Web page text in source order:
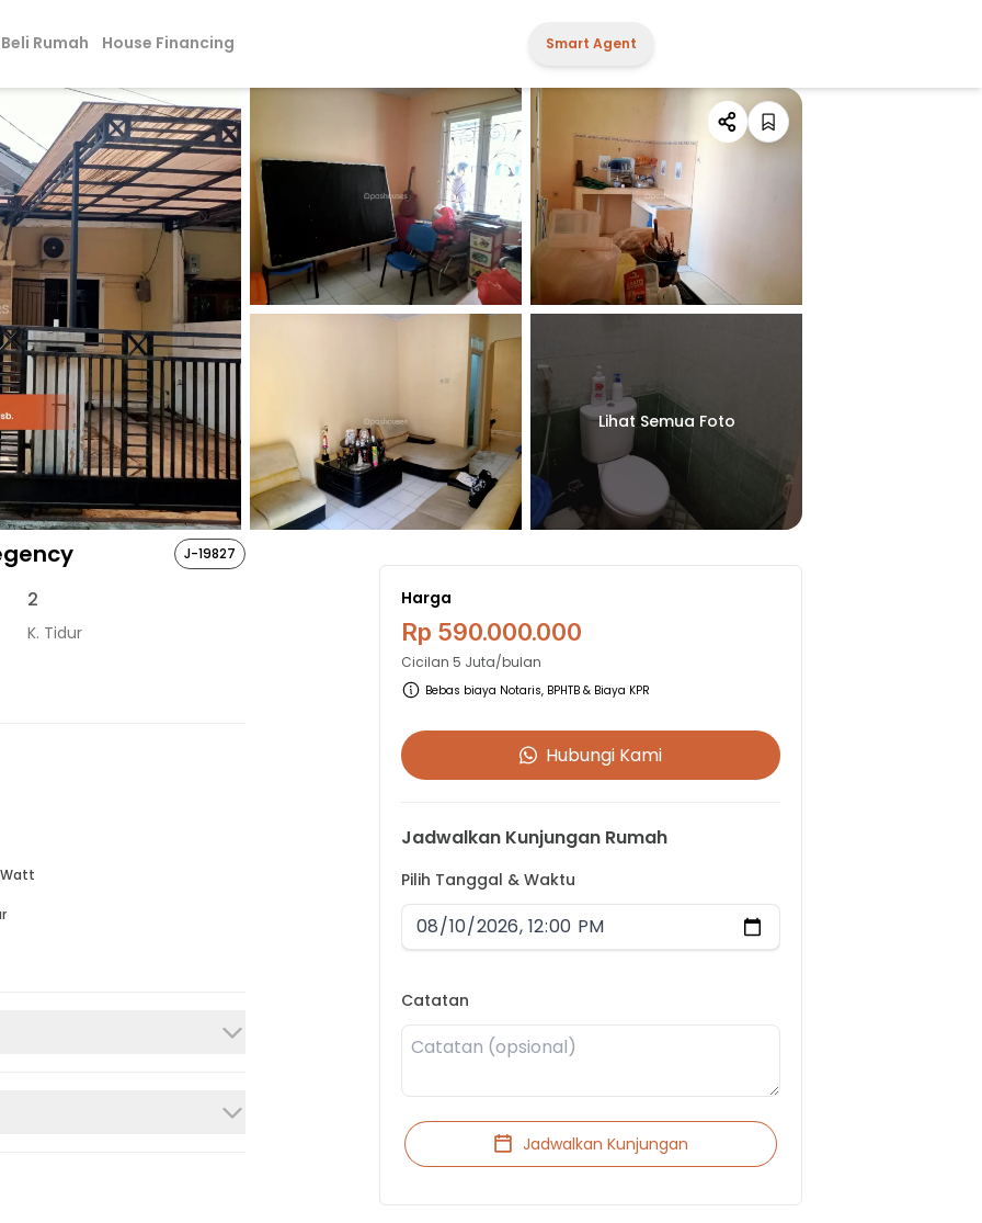
Beli Rumah House Financing Smart Agent
Lihat Semua Foto
J-19827
2
K. Tidur
Watt
Harga
Rp 590.000.000
Cicilan5 Juta/bulan
Bebas biaya Notaris, BPHTB & Biaya KPR
Hubungi Kami
Jadwalkan Kunjungan Rumah
Pilih Tanggal & Waktu
Catatan
Jadwalkan Kunjungan